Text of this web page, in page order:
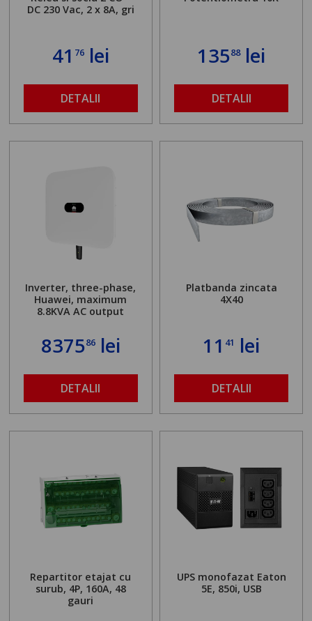
DC 230 Vac, 2 x 8A, gri
41 76lei
DETALII
13588lei
DETALII
Inverter, three-phase,
Huawei, maximum
8.8KVA AC output
837586lei
DETALII
Platbanda zincata
4X40
11 41 lei
DETALII
Repartitor etajat cu
surub, 4P, 160A, 48
gauri
UPS monofazat Eaton
5E, 850i, USB